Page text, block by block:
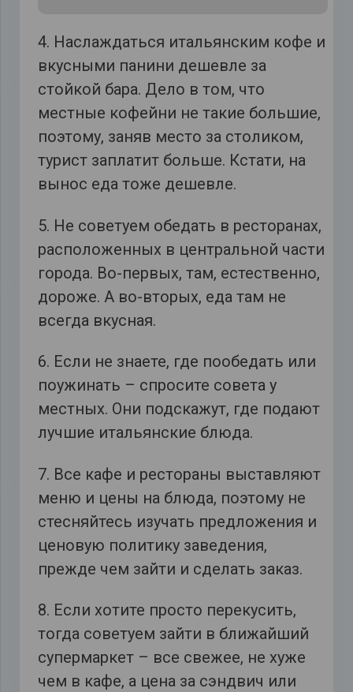
4. Наслаждаться итальянским кофе и
вкусными панини дешевле за
стойкой бара. Дело в том, что
местные кофейни не такие большие,
поэтому, заняв место за столиком,
турист заплатит больше. Кстати, на
вынос еда тоже дешевле.
5. Не советуем обедать в ресторанах,
расположенных в центральной части
города. Во-первых, там, естественно,
дороже. А во-вторых, еда там не
всегда вкусная.
6. Если не знаете, где пообедать или
поужинать – спросите совета у
местных. Они подскажут, где подают
лучшие итальянские блюда.
7. Все кафе и рестораны выставляют
меню и цены на блюда, поэтому не
стесняйтесь изучать предложения и
ценовую политику заведения,
прежде чем зайти и сделать заказ.
8. Если хотите просто перекусить,
тогда советуем зайти в ближайший
супермаркет – все свежее, не хуже
чем в кафе, а цена за сэндвич или